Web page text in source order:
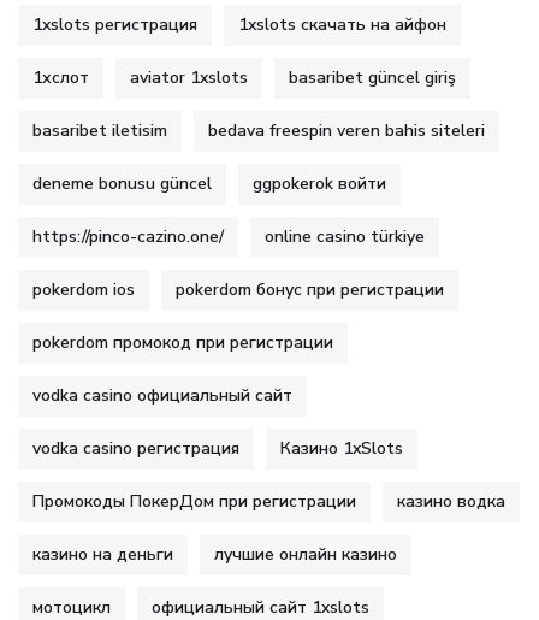
1xslots регистрация 1xslots скачать на айфон
1хслот aviator 1xslots basaribet güncel giriş
basaribet iletisim bedava freespin veren bahis siteleri
deneme bonusu güncel ggpokerok войти
https://pinco-cazino.one/ online casino türkiye
pokerdom ios pokerdom бонус при регистрации
pokerdom промокод при регистрации
vodka casino официальный сайт
vodka casino регистрация Казино 1xSlots
Промокоды ПокерДом при регистрации казино водка
казино на деньги лучшие онлайн казино
мотоцикл официальный сайт 1xslots